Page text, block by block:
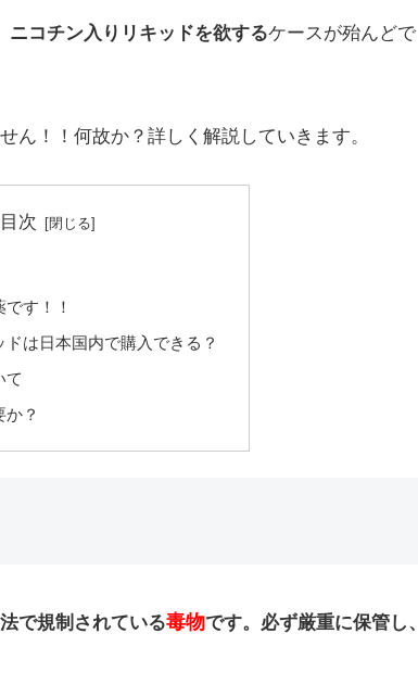
ニコチン入りリキッドを欲するケースが殆んどで
ん！！何故か？詳しく解説していきます。
目次
す！！
は日本国内で購入できる？
て
？
で規制されている毒物です。必ず厳重に保管し、